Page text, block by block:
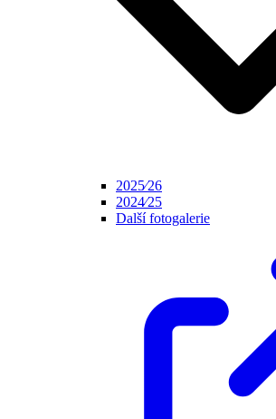
2025⁄26
2024⁄25
Další fotogalerie